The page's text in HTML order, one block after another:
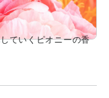
ていくピオニーの香